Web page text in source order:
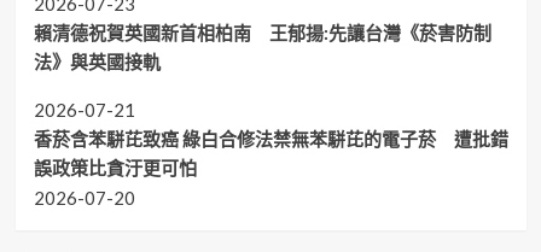
賴清德祝賀英國新首相柏南 王郁揚:先讓台灣《菸害防制
法》與英國接軌
2026-07-21
香菸含苯駢芘致癌 綠白合修法禁無苯駢芘的電子菸 遭批錯
誤政策比貪汙更可怕
2026-07-20